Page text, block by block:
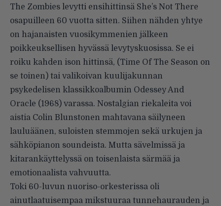
The Zombies levytti ensihittinsä She’s Not There
osapuilleen 60 vuotta sitten. Siihen nähden yhtye
on hajanaisten vuosikymmenien jälkeen
poikkeuksellisen hyvässä levytyskuosissa. Se ei
roiku kahden ison hittinsä, (Time Of The Season on
se toinen) tai valikoivan kuulijakunnan
psykedelisen klassikkoalbumin Odessey And
Oracle (1968) varassa. Nostalgian riekaleita voi
aistia Colin Blunstonen mahtavana säilyneen
lauluäänen, suloisten stemmojen sekä urkujen ja
sähköpianon soundeista. Mutta sävelmissä ja
kitarankäyttelyssä on toisenlaista särmää ja
emotionaalista vahvuutta.
Toki 60-luvun nuoriso-orkesterissa oli
ainutlaatuisempaa mikstuuraa tunnehaurauden ja